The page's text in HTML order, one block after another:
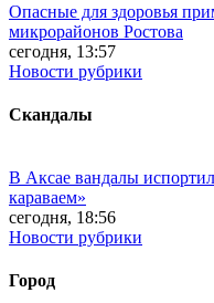
Опасные для здоровья
микрорайонов Ростова
сегодня, 13:57
Новости рубрики
Скандалы
В Аксае вандалы
караваем»
сегодня, 18:56
Новости рубрики
Город